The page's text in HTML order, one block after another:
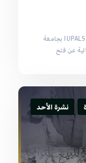
منحتان دراسيتان للطلاب الفلسطينيين في إطار مشروع IUPALS بجامعة
عن فتح
نشرة الأحد